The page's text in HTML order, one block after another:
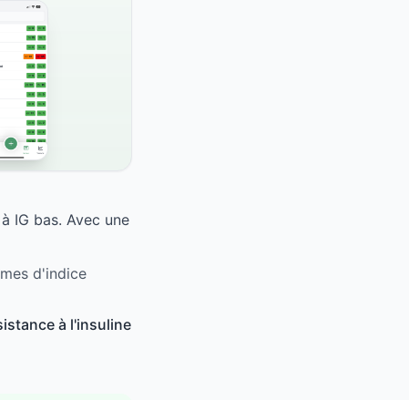
IG bas. Avec une
d'indice
à l'insuline